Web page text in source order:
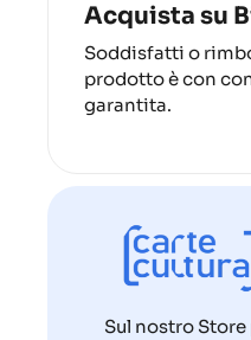
Acquista su
Soddisfatti o
prodotto è con
garantita.
Sul nostro